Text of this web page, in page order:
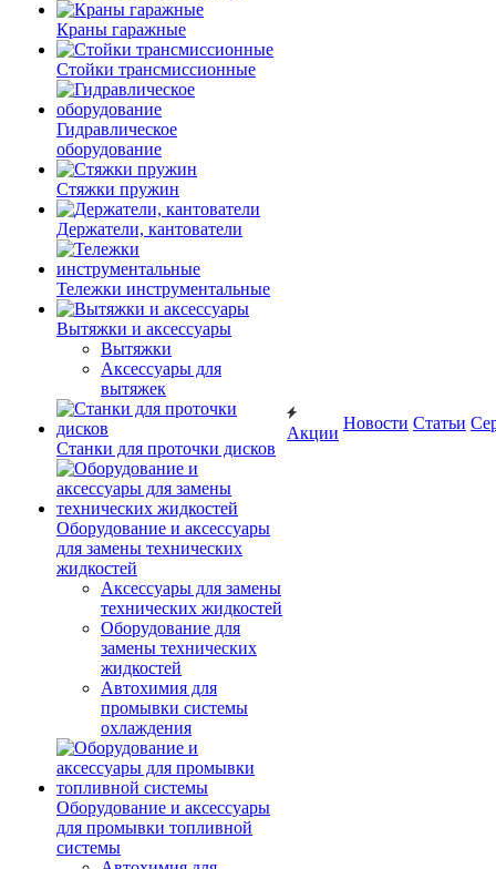
Краны гаражные
Стойки трансмиссионные
Гидравлическое
оборудование
Стяжки пружин
Держатели, кантователи
Тележки инструментальные
Вытяжки и аксессуары
Вытяжки
Аксессуары для
вытяжек
Станки для проточки дисков
Оборудование и аксессуары
для замены технических
жидкостей
Аксессуары для замены
технических жидкостей
Оборудование для
замены технических
жидкостей
Автохимия для
промывки системы
охлаждения
Оборудование и аксессуары
для промывки топливной
системы
Акции
Новости Статьи